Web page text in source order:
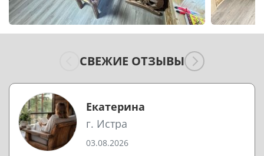
СВЕЖИЕ ОТЗЫВЫ
Екатерина
г. Истра
03.08.2026